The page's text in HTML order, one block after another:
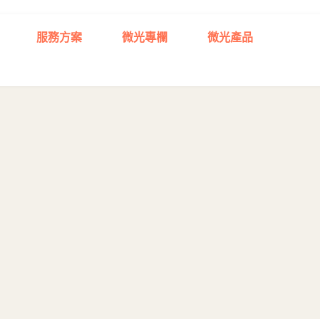
服務方案 微光專欄 微光產品